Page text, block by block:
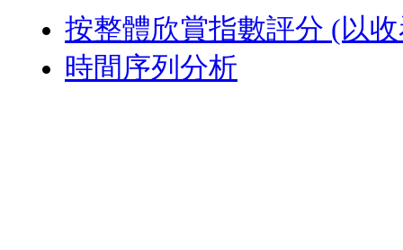
按整體欣賞指數評分 (以
時間序列分析